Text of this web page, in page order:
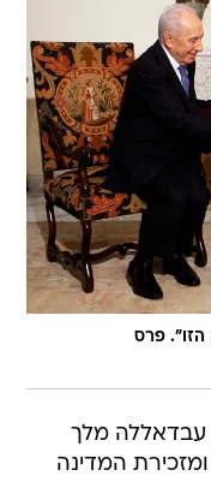
הזו". פרס
עבדאללה מלך
המדינה